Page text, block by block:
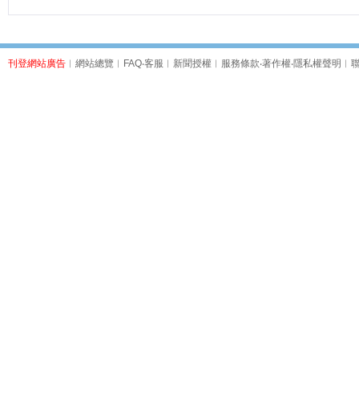
刊登網站廣告 ︱ 網站總覽 ︱ FAQ‧客服 ︱ 新聞授權 ︱ 服務條款‧著作權‧隱私權聲明 ︱